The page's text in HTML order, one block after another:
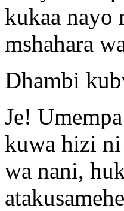
kukaa nayo
mshahara
Dhambi
Je!
kuwa hizi
wa nani,